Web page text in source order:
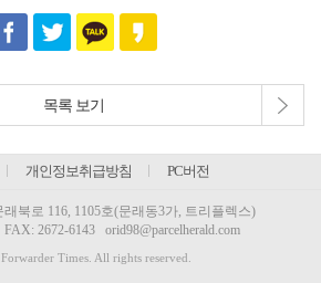
목록 보기
개인정보취급방침 PC버전
북로 116, 1105호(문래동3가, 트리플렉스)
2672-6143 orid98@parcelherald.com
Times. All rights reserved.